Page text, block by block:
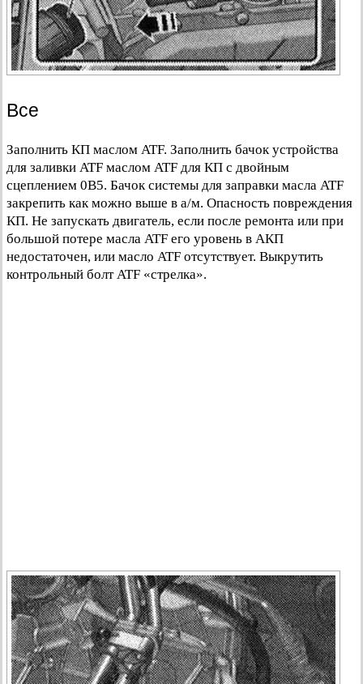
Все
Заполнить КП маслом ATF. Заполнить бачок устройства
для заливки ATF маслом ATF для КП с двойным
сцеплением 0В5. Бачок системы для заправки масла ATF
закрепить как можно выше в а/м. Опасность повреждения
КП. Не запускать двигатель, если после ремонта или при
большой потере масла ATF его уровень в АКП
недостаточен, или масло ATF отсутствует. Выкрутить
контрольный болт ATF «стрелка».